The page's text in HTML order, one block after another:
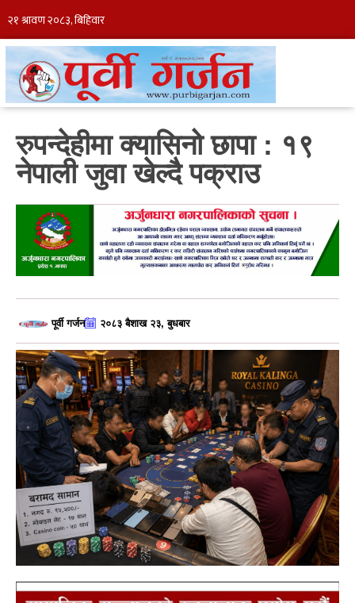
रुपन्देहीमा क्यासिनो छापा : १९
नेपाली जुवा खेल्दै पक्राउ
पूर्वी गर्जन २०८३ बैशाख २३, बुधबार